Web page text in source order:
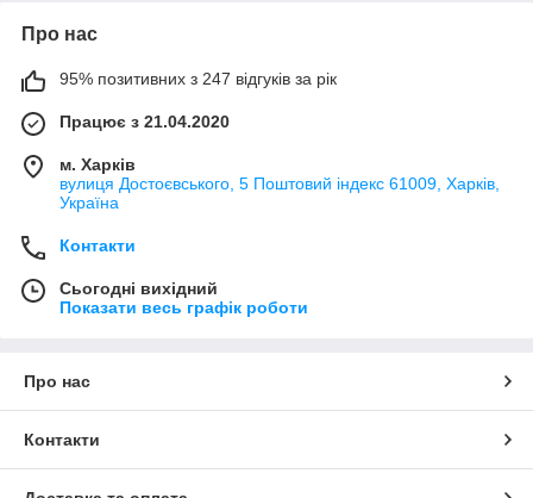
Про нас
95% позитивних з 247 відгуків за рік
Працює з 21.04.2020
м. Харків
вулиця Достоєвського, 5 Поштовий індекс 61009, Харків,
Україна
Контакти
Сьогодні вихідний
Показати весь графік роботи
Про нас
Контакти